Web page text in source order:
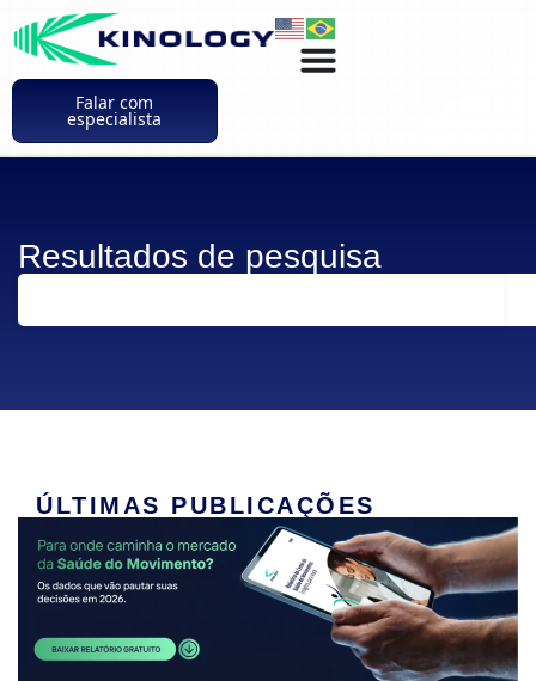
Falar com
especialista
Resultados de pesquisa
ÚLTIMAS PUBLICAÇÕES